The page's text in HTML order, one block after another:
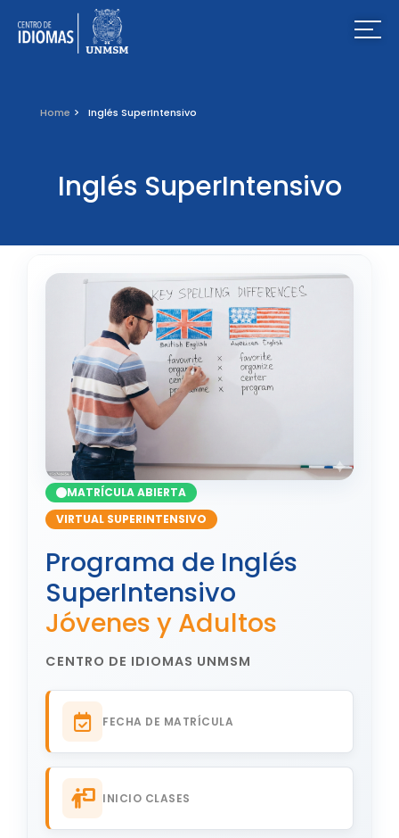
Home Inglés SuperIntensivo
Inglés SuperIntensivo
MATRÍCULA ABIERTA
VIRTUAL SUPERINTENSIVO
Programa de Inglés
SuperIntensivo
Jóvenes y Adultos
CENTRO DE IDIOMAS UNMSM
FECHA DE MATRÍCULA
INICIO CLASES